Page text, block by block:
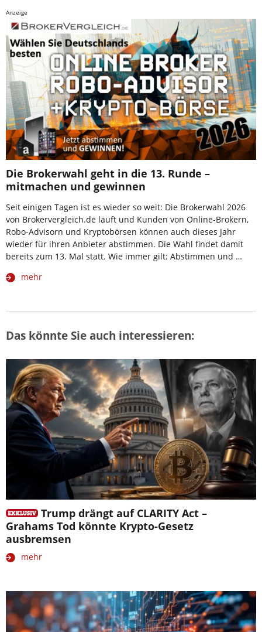
Anzeige
Die Brokerwahl geht in die 13. Runde –
mitmachen und gewinnen
Seit einigen Tagen ist es wieder so weit: Die Brokerwahl 2026
von Brokervergleich.de läuft und Kunden von Online-Brokern,
Robo-Advisorn und Kryptobörsen können auch dieses Jahr
wieder für ihren Anbieter abstimmen. Die Wahl findet damit
bereits zum 13. Mal statt. Wie immer gilt: Abstimmen und …
mehr
Das könnte Sie auch interessieren:
Trump drängt auf CLARITY Act –
Grahams Tod könnte Krypto-Gesetz
ausbremsen
mehr